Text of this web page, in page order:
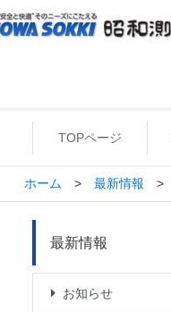
TOPページ
ホーム > 最新情報 >
最新情報
お知らせ